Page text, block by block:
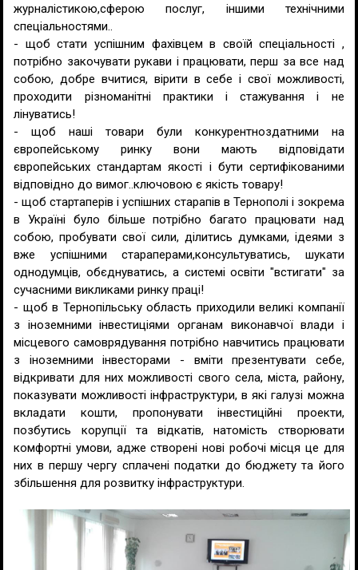
журналістикою,сферою послуг, іншими технічними
спеціальностями..
- щоб стати успішним фахівцем в своїй спеціальності ,
потрібно закочувати рукави і працювати, перш за все над
собою, добре вчитися, вірити в себе і свої можливості,
проходити різноманітні практики і стажування і не
лінуватись!
- щоб наші товари були конкурентноздатними на
європейському ринку вони мають відповідати
європейських стандартам якості і бути сертифікованими
відповідно до вимог..ключовою є якість товару!
- щоб стартаперів і успішних старапів в Тернополі і зокрема
в Україні було більше потрібно багато працювати над
собою, пробувати свої сили, ділитись думками, ідеями з
вже успішними стараперами,консультуватись, шукати
однодумців, обєднуватись, а системі освіти "встигати" за
сучасними викликами ринку праці!
- щоб в Тернопільську область приходили великі компанії
з іноземними інвестиціями органам виконавчої влади і
місцевого самоврядування потрібно навчитись працювати
з іноземними інвесторами - вміти презентувати себе,
відкривати для них можливості свого села, міста, району,
показувати можливості інфраструктури, в які галузі можна
вкладати кошти, пропонувати інвестиційні проекти,
позбутись корупції та відкатів, натомість створювати
комфортні умови, адже створені нові робочі місця це для
них в першу чергу сплачені податки до бюджету та його
збільшення для розвитку інфраструктури.